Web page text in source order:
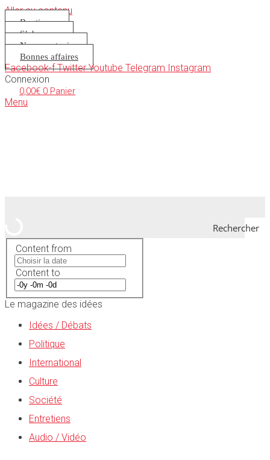
Aller au contenu
Boutique
S’abonner
Nous soutenir
Bonnes affaires
Facebook-f Twitter Youtube Telegram Instagram
Connexion
0,00€ 0 Panier
Menu
Rechercher
Content from
Content to
Le magazine des idées
Idées / Débats
Politique
International
Culture
Société
Entretiens
Audio / Vidéo